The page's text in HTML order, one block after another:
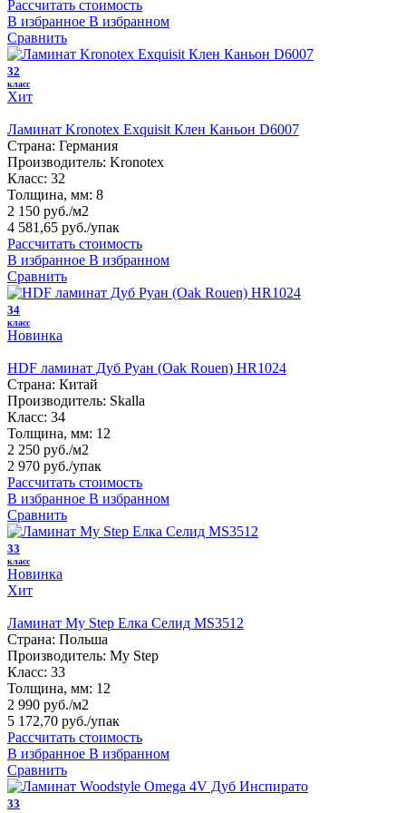
Рассчитать стоимость
В избранное В избранном
Сравнить
32
класс
Хит
Ламинат Kronotex Exquisit Клен Каньон D6007
Страна: Германия
Производитель: Kronotex
Класс: 32
Толщина, мм: 8
2 150 руб./м2
4 581,65 руб./упак
Рассчитать стоимость
В избранное В избранном
Сравнить
34
класс
Новинка
HDF ламинат Дуб Руан (Oak Rouen) HR1024
Страна: Китай
Производитель: Skalla
Класс: 34
Толщина, мм: 12
2 250 руб./м2
2 970 руб./упак
Рассчитать стоимость
В избранное В избранном
Сравнить
33
класс
Новинка
Хит
Ламинат My Step Елка Селид MS3512
Страна: Польша
Производитель: My Step
Класс: 33
Толщина, мм: 12
2 990 руб./м2
5 172,70 руб./упак
Рассчитать стоимость
В избранное В избранном
Сравнить
33